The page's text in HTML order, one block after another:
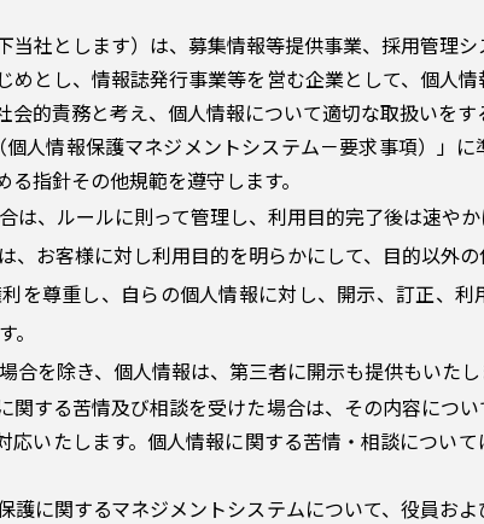
当社とします）は、募集情報等提供事業、採用管理
めとし、情報誌発行事業等を営む企業として、個人
的責務と考え、個人情報について適切な取扱いをす
人情報保護マネジメントシステム－要求事項）」
指針その他規範を遵守します。
は、ルールに則って管理し、利用目的完了後は速やか
、お客様に対し利用目的を明らかにして、目的以外の
を尊重し、自らの個人情報に対し、開示、訂正、利
合を除き、個人情報は、第三者に開示も提供もいたし
関する苦情及び相談を受けた場合は、その内容につ
応いたします。個人情報に関する苦情・相談につい
護に関するマネジメントシステムについて、役員お